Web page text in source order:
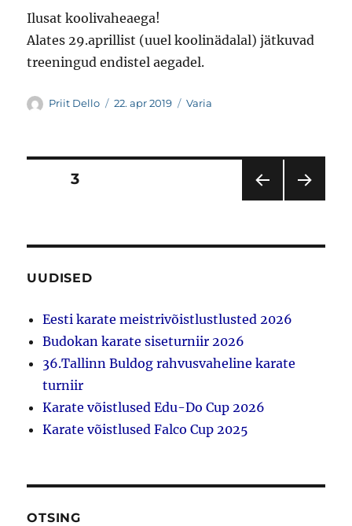
Ilusat koolivaheaega!
Alates 29.aprillist (uuel koolinädalal) jätkuvad
treeningud endistel aegadel.
Autor
Priit Dello Postitatud
22. apr 2019 Rubriigid
Varia
Postituste
LEHT3
LK
UUDISED
Eesti karate meistrivõistlustlusted 2026
Budokan karate siseturniir 2026
36.Tallinn Buldog rahvusvaheline karate
turniir
Karate võistlused Edu-Do Cup 2026
Karate võistlused Falco Cup 2025
OTSING